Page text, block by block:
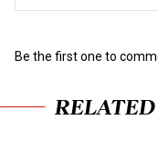
Be the first one to